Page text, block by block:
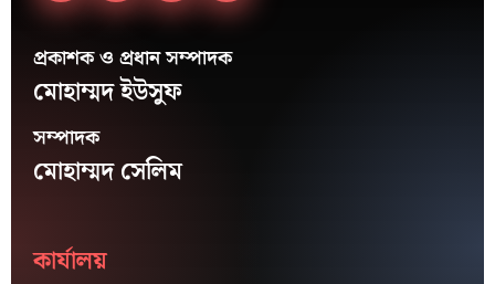
প্রকাশক ও প্রধান সম্পাদক
মোহাম্মদ ইউসুফ
সম্পাদক
মোহাম্মদ সেলিম
কার্যালয়